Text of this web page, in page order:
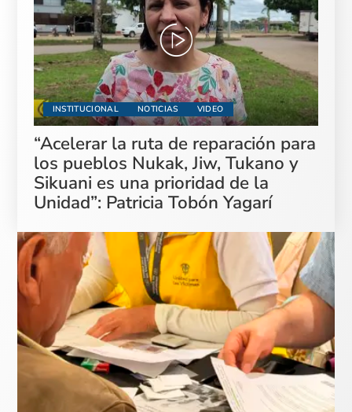
INSTITUCIONAL NOTICIAS VIDEO
“Acelerar la ruta de reparación para
los pueblos Nukak, Jiw, Tukano y
Sikuani es una prioridad de la
Unidad”: Patricia Tobón Yagarí